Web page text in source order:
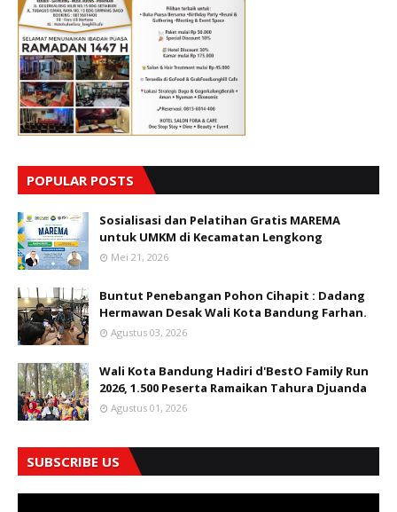
POPULAR POSTS
Sosialisasi dan Pelatihan Gratis MAREMA
untuk UMKM di Kecamatan Lengkong
Mei 21, 2026
Buntut Penebangan Pohon Cihapit : Dadang
Hermawan Desak Wali Kota Bandung Farhan.
Agustus 03, 2026
Wali Kota Bandung Hadiri d'BestO Family Run
2026, 1.500 Peserta Ramaikan Tahura Djuanda
Agustus 01, 2026
SUBSCRIBE US